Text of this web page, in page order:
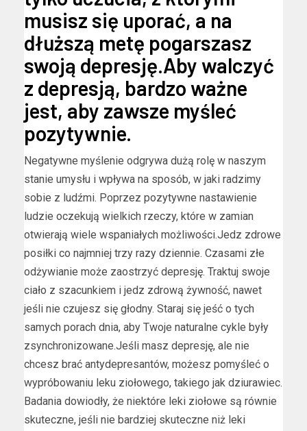
musisz się uporać, a na
dłuższą metę pogarszasz
swoją depresję.Aby walczyć
z depresją, bardzo ważne
jest, aby zawsze myśleć
pozytywnie.
Negatywne myślenie odgrywa dużą rolę w naszym
stanie umysłu i wpływa na sposób, w jaki radzimy
sobie z ludźmi. Poprzez pozytywne nastawienie
ludzie oczekują wielkich rzeczy, które w zamian
otwierają wiele wspaniałych możliwości.Jedz zdrowe
posiłki co najmniej trzy razy dziennie. Czasami złe
odżywianie może zaostrzyć depresję. Traktuj swoje
ciało z szacunkiem i jedz zdrową żywność, nawet
jeśli nie czujesz się głodny. Staraj się jeść o tych
samych porach dnia, aby Twoje naturalne cykle były
zsynchronizowane.Jeśli masz depresję, ale nie
chcesz brać antydepresantów, możesz pomyśleć o
wypróbowaniu leku ziołowego, takiego jak dziurawiec.
Badania dowiodły, że niektóre leki ziołowe są równie
skuteczne, jeśli nie bardziej skuteczne niż leki